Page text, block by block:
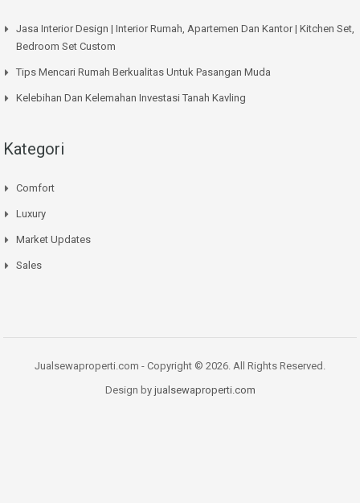
Jasa Interior Design | Interior Rumah, Apartemen Dan Kantor | Kitchen Set,
Bedroom Set Custom
Tips Mencari Rumah Berkualitas Untuk Pasangan Muda
Kelebihan Dan Kelemahan Investasi Tanah Kavling
Kategori
Comfort
Luxury
Market Updates
Sales
Jualsewaproperti.com - Copyright © 2026. All Rights Reserved.
Design by jualsewaproperti.com